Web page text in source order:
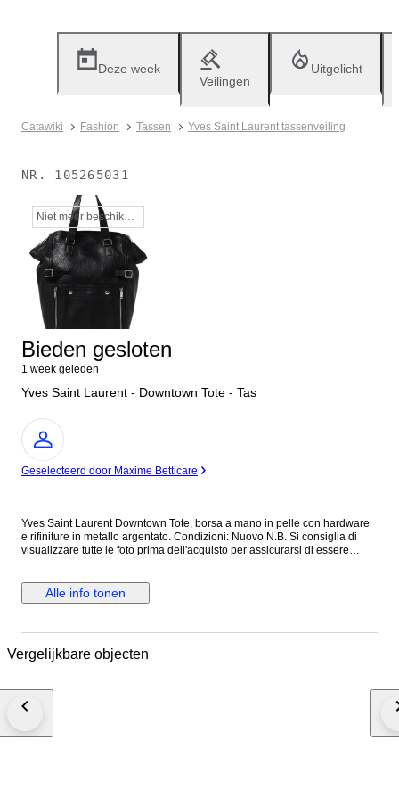
Deze week
Veilingen
Uitgelicht
Catawiki Fashion Tassen Yves Saint Laurent tassenveiling
NR. 105265031
Niet meer beschikbaar
Bieden gesloten
1 week geleden
Yves Saint Laurent - Downtown Tote - Tas
Expert
Geselecteerd door Maxime Betticare
Yves Saint Laurent Downtown Tote, borsa a mano in pelle con hardware
e rifiniture in metallo argentato. Condizioni: Nuovo N.B. Si consiglia di
visualizzare tutte le foto prima dell'acquisto per assicurarsi di essere
INV.1189/25 MAR25145021
Alle info tonen
Vergelijkbare objecten